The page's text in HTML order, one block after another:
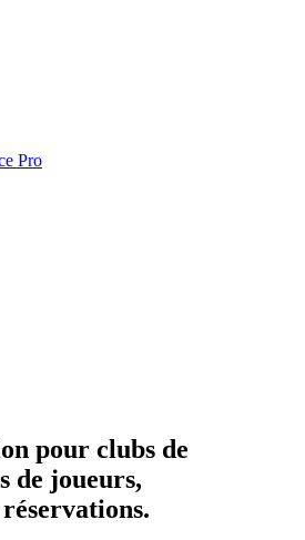
Pro
pour clubs de
de joueurs,